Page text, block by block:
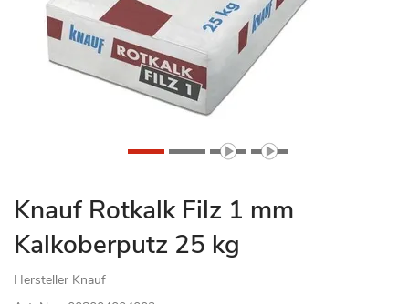
Zum
Anfang
der
springen
Knauf Rotkalk Filz 1 mm
Kalkoberputz 25 kg
Hersteller Knauf